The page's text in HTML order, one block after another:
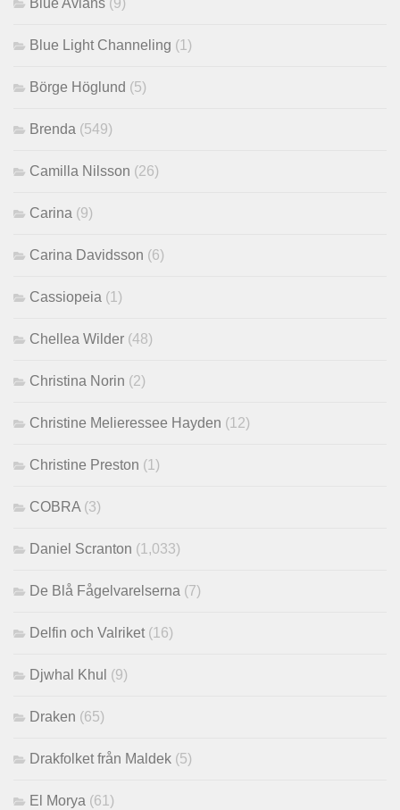
Blue Avians (9)
Blue Light Channeling (1)
Börge Höglund (5)
Brenda (549)
Camilla Nilsson (26)
Carina (9)
Carina Davidsson (6)
Cassiopeia (1)
Chellea Wilder (48)
Christina Norin (2)
Christine Melieressee Hayden (12)
Christine Preston (1)
COBRA(3)
Daniel Scranton (1,033)
De Blå Fågelvarelserna (7)
Delfin och Valriket(16)
Djwhal Khul (9)
Draken (65)
Drakfolket från Maldek (5)
El Morya (61)